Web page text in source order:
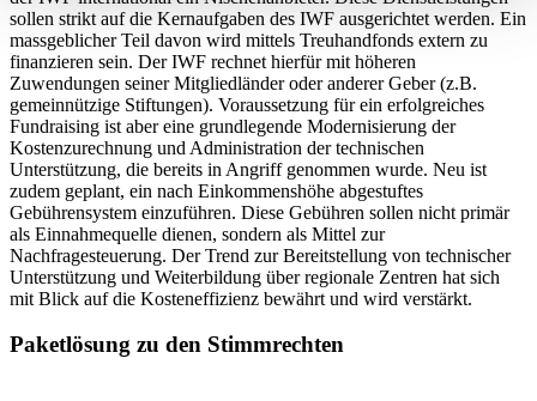
sollen strikt auf die Kernaufgaben des IWF ausgerichtet werden. Ein
massgeblicher Teil davon wird mittels Treuhandfonds extern zu
finanzieren sein. Der IWF rechnet hierfür mit höheren
Zuwendungen seiner Mitgliedländer oder anderer Geber (z.B.
gemeinnützige Stiftungen). Voraussetzung für ein erfolgreiches
Fundraising ist aber eine grundlegende Modernisierung der
Kostenzurechnung und Administration der technischen
Unterstützung, die bereits in Angriff genommen wurde. Neu ist
zudem geplant, ein nach Einkommenshöhe abgestuftes
Gebührensystem einzuführen. Diese Gebühren sollen nicht primär
als Einnahmequelle dienen, sondern als Mittel zur
Nachfragesteuerung. Der Trend zur Bereitstellung von technischer
Unterstützung und Weiterbildung über regionale Zentren hat sich
mit Blick auf die Kosteneffizienz bewährt und wird verstärkt.
Paketlösung zu den Stimmrechten